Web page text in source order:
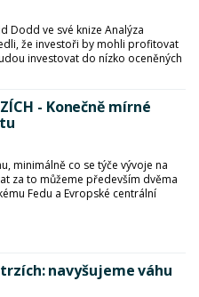
Dodd ve své knize Analýza
že investoři by mohli profitovat
investovat do nízko oceněných
- Konečně mírné
minimálně co se týče vývoje na
za to můžeme především dvěma
Fedu a Evropské centrální
navyšujeme váhu